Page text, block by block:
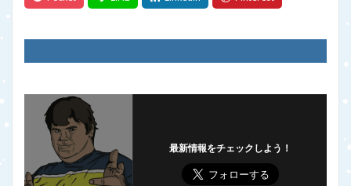
最新情報をチェックしよう！